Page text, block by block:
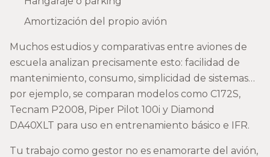
Amortización del propio avión
Muchos estudios y comparativas entre aviones de
escuela analizan precisamente esto: facilidad de
mantenimiento, consumo, simplicidad de sistemas…
por ejemplo, se comparan modelos como C172S,
Tecnam P2008, Piper Pilot 100i y Diamond
DA40XLT para uso en entrenamiento básico e IFR.
Tu trabajo como gestor no es enamorarte del avión,